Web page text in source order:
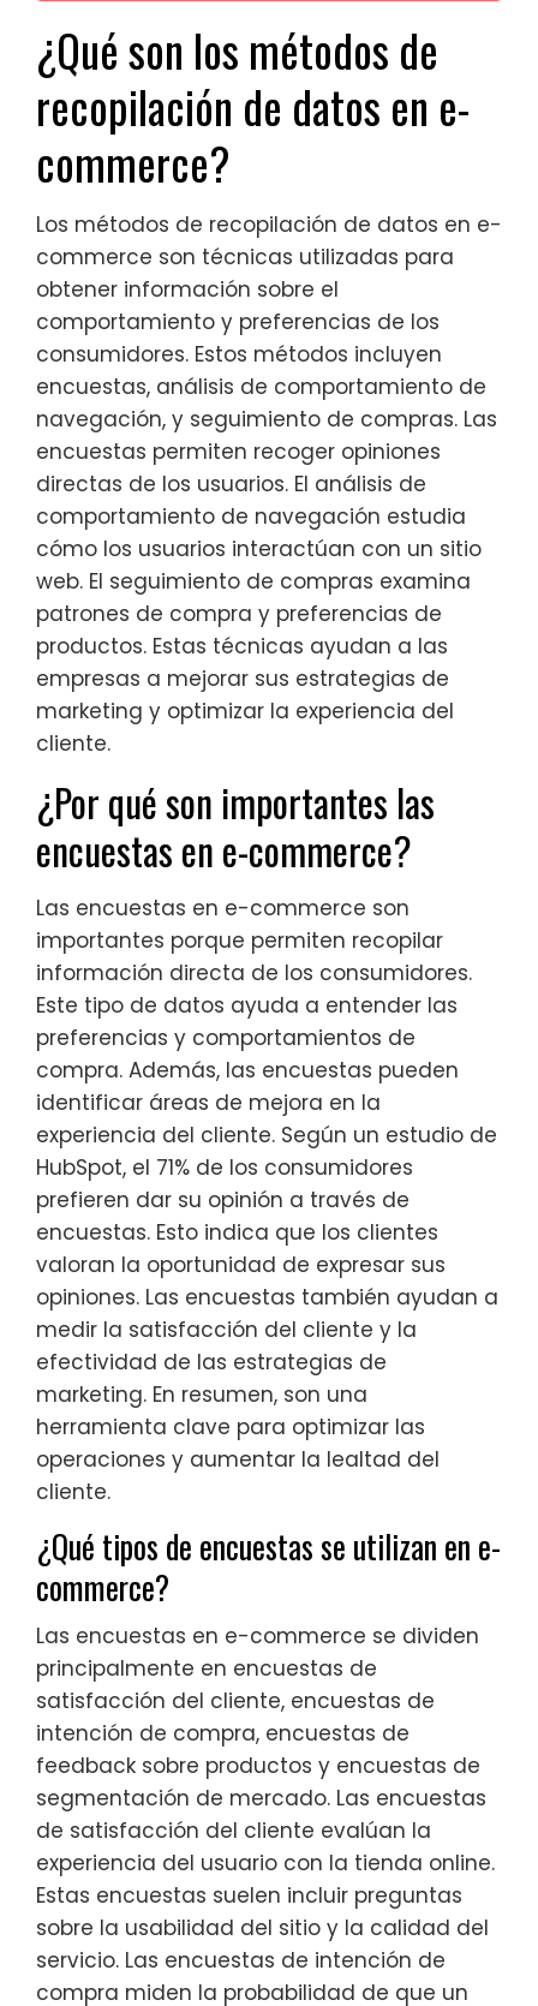
¿Qué son los métodos de
recopilación de datos en e-
commerce?
Los métodos de recopilación de datos en e-
commerce son técnicas utilizadas para
obtener información sobre el
comportamiento y preferencias de los
consumidores. Estos métodos incluyen
encuestas, análisis de comportamiento de
navegación, y seguimiento de compras. Las
encuestas permiten recoger opiniones
directas de los usuarios. El análisis de
comportamiento de navegación estudia
cómo los usuarios interactúan con un sitio
web. El seguimiento de compras examina
patrones de compra y preferencias de
productos. Estas técnicas ayudan a las
empresas a mejorar sus estrategias de
marketing y optimizar la experiencia del
cliente.
¿Por qué son importantes las
encuestas en e-commerce?
Las encuestas en e-commerce son
importantes porque permiten recopilar
información directa de los consumidores.
Este tipo de datos ayuda a entender las
preferencias y comportamientos de
compra. Además, las encuestas pueden
identificar áreas de mejora en la
experiencia del cliente. Según un estudio de
HubSpot, el 71% de los consumidores
prefieren dar su opinión a través de
encuestas. Esto indica que los clientes
valoran la oportunidad de expresar sus
opiniones. Las encuestas también ayudan a
medir la satisfacción del cliente y la
efectividad de las estrategias de
marketing. En resumen, son una
herramienta clave para optimizar las
operaciones y aumentar la lealtad del
cliente.
¿Qué tipos de encuestas se utilizan en e-
commerce?
Las encuestas en e-commerce se dividen
principalmente en encuestas de
satisfacción del cliente, encuestas de
intención de compra, encuestas de
feedback sobre productos y encuestas de
segmentación de mercado. Las encuestas
de satisfacción del cliente evalúan la
experiencia del usuario con la tienda online.
Estas encuestas suelen incluir preguntas
sobre la usabilidad del sitio y la calidad del
servicio. Las encuestas de intención de
compra miden la probabilidad de que un